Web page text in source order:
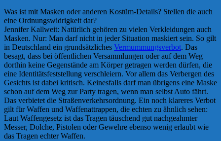
Was ist mit Masken oder anderen Kostüm-Details? Stellen die auch
eine Ordnungswidrigkeit dar?
Jennifer Kallweit: Natürlich gehören zu vielen Verkleidungen auch
Masken. Nur: Man darf nicht in jeder Situation maskiert sein. So gilt
in Deutschland ein grundsätzliches Vermummungsverbot. Das
besagt, dass bei öffentlichen Versammlungen oder auf dem Weg
dorthin keine Gegenstände am Körper getragen werden dürfen, die
eine Identitätsfeststellung verschleiern. Vor allem das Verbergen des
Gesichts ist dabei kritisch. Keinesfalls darf man übrigens eine Maske
schon auf dem Weg zur Party tragen, wenn man selbst Auto fährt.
Das verbietet die Straßenverkehrsordnung. Ein noch klareres Verbot
gilt für Waffen und Waffenattrappen, die echten zu ähnlich sehen:
Laut Waffengesetz ist das Tragen täuschend gut nachgeahmter
Messer, Dolche, Pistolen oder Gewehre ebenso wenig erlaubt wie
das Tragen echter Waffen.